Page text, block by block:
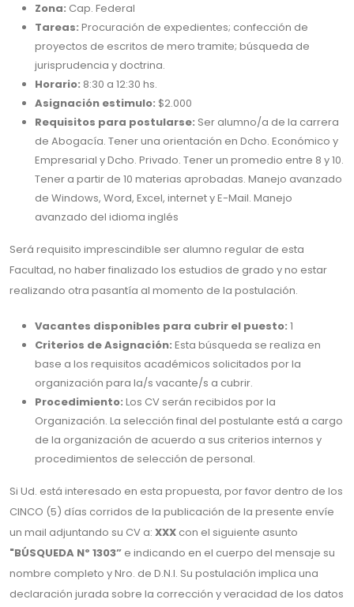
Zona: Cap. Federal
Tareas: Procuración de expedientes; confección de
proyectos de escritos de mero tramite; búsqueda de
jurisprudencia y doctrina.
Horario: 8:30 a 12:30 hs.
Asignación estimulo: $2.000
Requisitos para postularse: Ser alumno/a de la carrera
de Abogacía. Tener una orientación en Dcho. Económico y
Empresarial y Dcho. Privado. Tener un promedio entre 8 y 10.
Tener a partir de 10 materias aprobadas. Manejo avanzado
de Windows, Word, Excel, internet y E-Mail. Manejo
avanzado del idioma inglés
Será requisito imprescindible ser alumno regular de esta
Facultad, no haber finalizado los estudios de grado y no estar
realizando otra pasantía al momento de la postulación.
Vacantes disponibles para cubrir el puesto: 1
Criterios de Asignación: Esta búsqueda se realiza en
base a los requisitos académicos solicitados por la
organización para la/s vacante/s a cubrir.
Procedimiento: Los CV serán recibidos por la
Organización. La selección final del postulante está a cargo
de la organización de acuerdo a sus criterios internos y
procedimientos de selección de personal.
Si Ud. está interesado en esta propuesta, por favor dentro de los
CINCO (5) días corridos de la publicación de la presente envíe
un mail adjuntando su CV a: XXX con el siguiente asunto
"BÚSQUEDA Nº 1303” e indicando en el cuerpo del mensaje su
nombre completo y Nro. de D.N.I. Su postulación implica una
declaración jurada sobre la corrección y veracidad de los datos